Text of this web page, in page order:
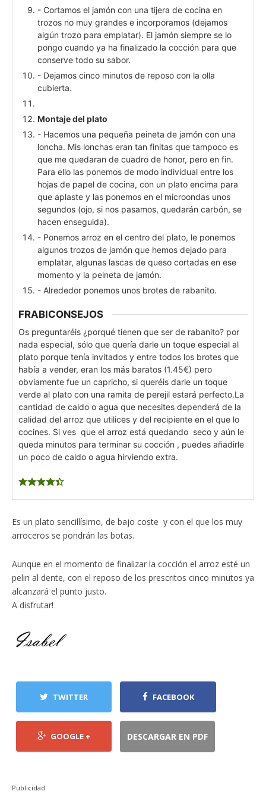
- Cortamos el jamón con una tijera de cocina en
trozos no muy grandes e incorporamos (dejamos
algún trozo para emplatar). El jamón siempre se lo
pongo cuando ya ha finalizado la cocción para que
conserve todo su sabor.
- Dejamos cinco minutos de reposo con la olla
cubierta.
Montaje del plato
- Hacemos una pequeña peineta de jamón con una
loncha. Mis lonchas eran tan finitas que tampoco es
que me quedaran de cuadro de honor, pero en fin.
Para ello las ponemos de modo individual entre los
hojas de papel de cocina, con un plato encima para
que aplaste y las ponemos en el microondas unos
segundos (ojo, si nos pasamos, quedarán carbón, se
hacen enseguida).
- Ponemos arroz en el centro del plato, le ponemos
algunos trozos de jamón que hemos dejado para
emplatar, algunas lascas de queso cortadas en ese
momento y la peineta de jamón.
- Alrededor ponemos unos brotes de rabanito.
FRABICONSEJOS
Os preguntaréis ¿porqué tienen que ser de rabanito? por
nada especial, sólo que quería darle un toque especial al
plato porque tenía invitados y entre todos los brotes que
había a vender, eran los más baratos (1.45€) pero
obviamente fue un capricho, si queréis darle un toque
verde al plato con una ramita de perejil estará perfecto.La
cantidad de caldo o agua que necesites dependerá de la
calidad del arroz que utilices y del recipiente en el que lo
cocines. Si ves que el arroz está quedando seco y aún le
queda minutos para terminar su cocción , puedes añadirle
un poco de caldo o agua hirviendo extra.
Es un plato sencillísimo, de bajo coste y con el que los muy
arroceros se pondrán las botas.
Aunque en el momento de finalizar la cocción el arroz esté un
pelin al dente, con el reposo de los prescritos cinco minutos ya
alcanzará el punto justo.
A disfrutar!
TWITTER FACEBOOK
GOOGLE + DESCARGAR EN PDF
Publicidad